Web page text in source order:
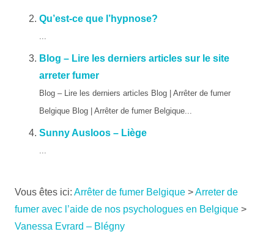
Qu’est-ce que l’hypnose?
...
Blog – Lire les derniers articles sur le site
arreter fumer
Blog – Lire les derniers articles Blog | Arrêter de fumer
Belgique Blog | Arrêter de fumer Belgique...
Sunny Ausloos – Liège
...
Vous êtes ici: Arrêter de fumer Belgique >Arreter de
fumer avec l’aide de nos psychologues en Belgique >
Vanessa Evrard – Blégny